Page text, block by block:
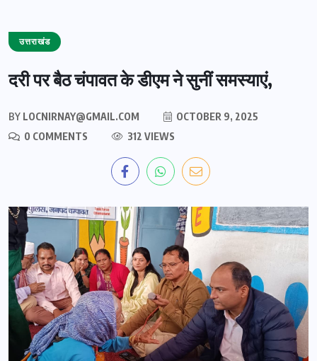
उत्तराखंड
दरी पर बैठ चंपावत के डीएम ने सुनीं समस्याएं,
BY LOCNIRNAY@GMAIL.COM
OCTOBER 9, 2025
0 COMMENTS
312 VIEWS